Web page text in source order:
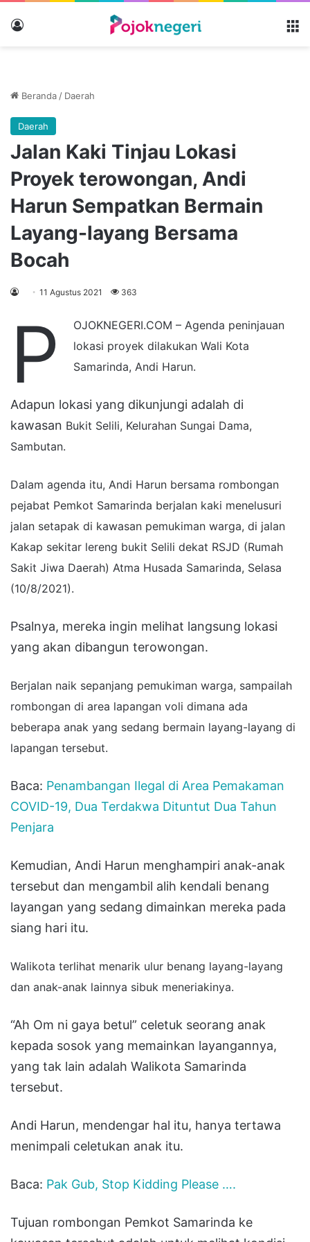
Beranda / Daerah
Daerah
Jalan Kaki Tinjau Lokasi
Proyek terowongan, Andi
Harun Sempatkan Bermain
Layang-layang Bersama
Bocah
11 Agustus 2021 363
P
OJOKNEGERI.COM – Agenda peninjauan
lokasi proyek dilakukan Wali Kota
Samarinda, Andi Harun.
Adapun lokasi yang dikunjungi adalah di
kawasan Bukit Selili, Kelurahan Sungai Dama,
Sambutan.
Dalam agenda itu, Andi Harun bersama rombongan
pejabat Pemkot Samarinda berjalan kaki menelusuri
jalan setapak di kawasan pemukiman warga, di jalan
Kakap sekitar lereng bukit Selili dekat RSJD (Rumah
Sakit Jiwa Daerah) Atma Husada Samarinda, Selasa
(10/8/2021).
Psalnya, mereka ingin melihat langsung lokasi
yang akan dibangun terowongan.
Berjalan naik sepanjang pemukiman warga, sampailah
rombongan di area lapangan voli dimana ada
beberapa anak yang sedang bermain layang-layang di
lapangan tersebut.
Baca: Penambangan Ilegal di Area Pemakaman
COVID-19, Dua Terdakwa Dituntut Dua Tahun
Penjara
Kemudian, Andi Harun menghampiri anak-anak
tersebut dan mengambil alih kendali benang
layangan yang sedang dimainkan mereka pada
siang hari itu.
Walikota terlihat menarik ulur benang layang-layang
dan anak-anak lainnya sibuk meneriakinya.
“Ah Om ni gaya betul” celetuk seorang anak
kepada sosok yang memainkan layangannya,
yang tak lain adalah Walikota Samarinda
tersebut.
Andi Harun, mendengar hal itu, hanya tertawa
menimpali celetukan anak itu.
Baca: Pak Gub, Stop Kidding Please ….
Tujuan rombongan Pemkot Samarinda ke